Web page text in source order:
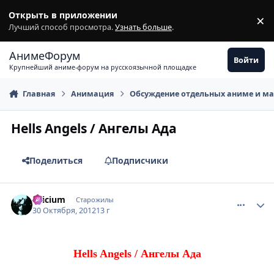
Открыть в приложении
Лучший способ просмотра.Узнать больше. ×
АнимеФорум
Крупнейший аниме-форум на русскоязычной площадке
Войти
Главная Анимация Обсуждение отдельных аниме и
Hells Angels / Ангелы Ада
Поделиться Подписчики
Silicium Старожилы
30 Октября, 201213 г
Hells Angels / Ангелы Ада